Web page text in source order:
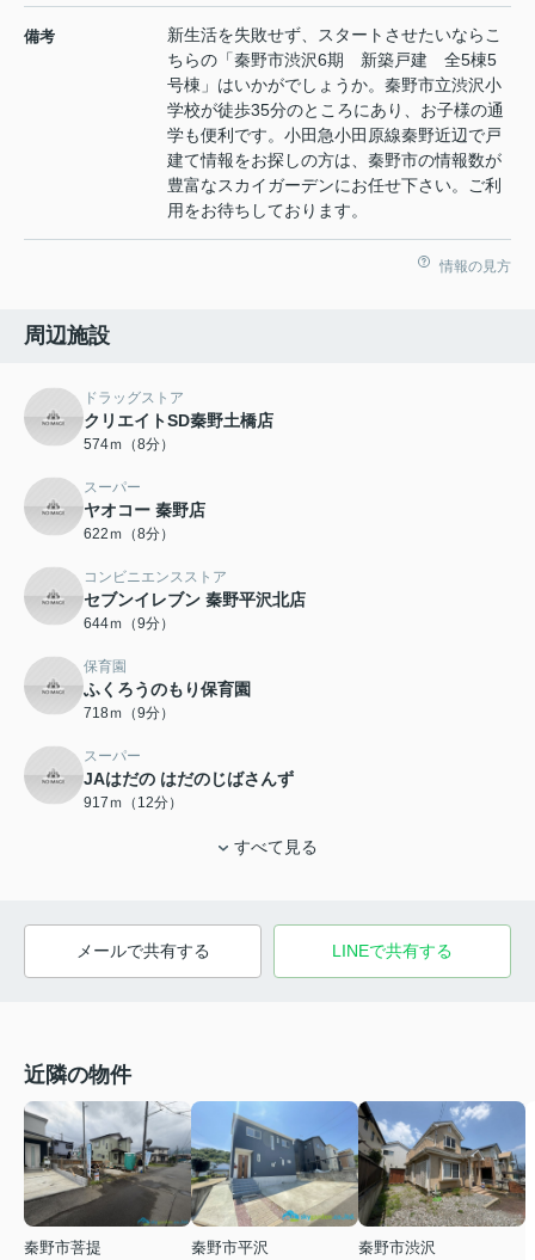
備考
新生活を失敗せず、スタートさせたいならこ
ちらの「秦野市渋沢6期 新築戸建 全5棟5
号棟」はいかがでしょうか。秦野市立渋沢小
学校が徒歩35分のところにあり、お子様の通
学も便利です。小田急小田原線秦野近辺で戸
建て情報をお探しの方は、秦野市の情報数が
豊富なスカイガーデンにお任せ下さい。ご利
用をお待ちしております。
情報の見方
周辺施設
ドラッグストア
クリエイトSD秦野土橋店
574ｍ（8分）
スーパー
ヤオコー 秦野店
622ｍ（8分）
コンビニエンスストア
セブンイレブン 秦野平沢北店
644ｍ（9分）
保育園
ふくろうのもり保育園
718ｍ（9分）
スーパー
JAはだの はだのじばさんず
917ｍ（12分）
すべて見る
メールで共有する LINEで共有する
近隣の物件
秦野市菩提
秦野市平沢
秦野市渋沢